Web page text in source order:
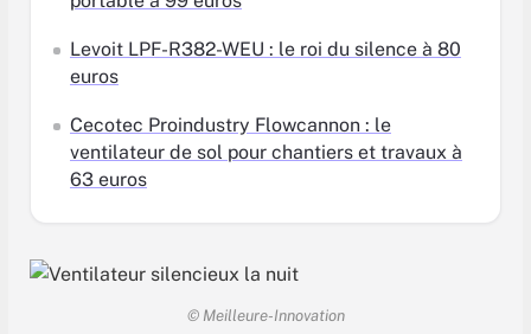
Levoit LPF-R382-WEU : le roi du silence à 80
euros
Cecotec Proindustry Flowcannon : le
ventilateur de sol pour chantiers et travaux à
63 euros
© Meilleure-Innovation